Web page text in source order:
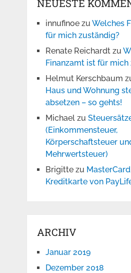
NEUESTE
innufinoezu Welches
für mich zuständig?
Renate Reichardtzu
Finanzamt ist für mich
Helmut Kerschbaum
Haus und Wohnung
absetzen – so gehts!
Michaelzu
(Einkommensteuer,
Körperschaftsteuer
Mehrwertsteuer)
Brigittezu
Kreditkarte von
ARCHIV
Januar 2019
Dezember 2018